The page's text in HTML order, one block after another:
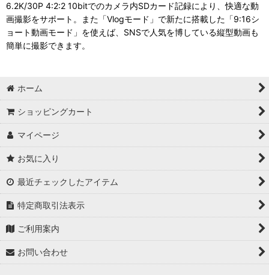
6.2K/30P 4:2:2 10bitでのカメラ内SDカード記録により、快適な動
画撮影をサポート。また「Vlogモード」で新たに搭載した「9:16シ
ョート動画モード」を使えば、SNSで人気を博している縦型動画も
簡単に撮影できます。
ホーム
ショッピングカート
マイページ
お気に入り
最近チェックしたアイテム
特定商取引法表示
ご利用案内
お問い合わせ